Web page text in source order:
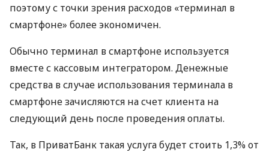
поэтому с точки зрения расходов «терминал в
смартфоне» более экономичен.
Обычно терминал в смартфоне используется
вместе с кассовым интегратором. Денежные
средства в случае использования терминала в
смартфоне зачисляются на счет клиента на
следующий день после проведения оплаты.
Так, в ПриватБанк такая услуга будет стоить 1,3% от